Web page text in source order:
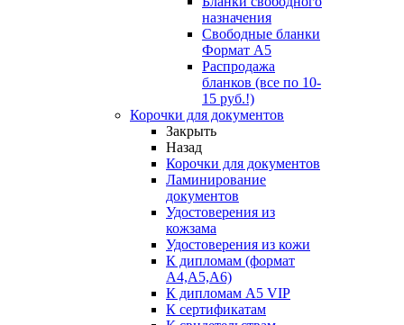
назначения
Свободные бланки
Формат А5
Распродажа
бланков (все по 10-
15 руб.!)
Корочки для документов
Закрыть
Назад
Корочки для документов
Ламинирование
документов
Удостоверения из
кожзама
Удостоверения из кожи
К дипломам (формат
А4,А5,А6)
К дипломам А5 VIP
К сертификатам